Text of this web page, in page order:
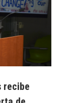
recibe